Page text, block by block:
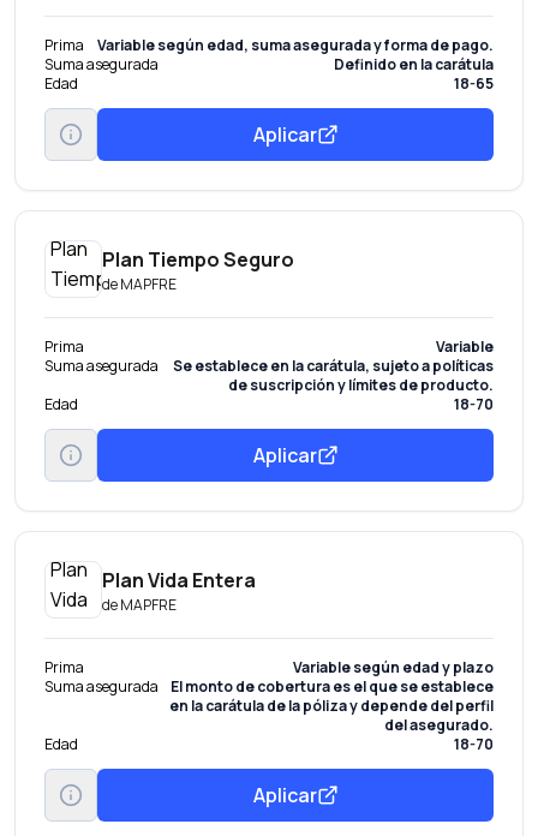
Prima
Variable según edad, suma asegurada y forma de pago.
Suma asegurada
Definido en la carátula
Edad
18-65
Aplicar
Plan Tiempo Seguro
deMAPFRE
Prima
Variable
Suma asegurada
Se establece en la carátula, sujeto a políticas
de suscripción y límites de producto.
Edad
18-70
Aplicar
Plan Vida Entera
deMAPFRE
Prima
Variable según edad y plazo
Suma asegurada
El monto de cobertura es el que se establece
en la carátula de la póliza y depende del perfil
del asegurado.
Edad
18-70
Aplicar